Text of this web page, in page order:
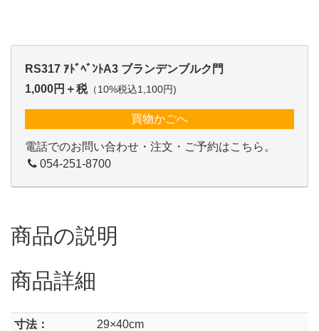
RS317 ｱﾄﾞﾍﾞﾝﾄA3 ブランデンブルク門
1,000円＋税（10%税込1,100円)
買物かごへ
電話でのお問い合わせ・注文・ご予約はこちら。
054-251-8700
商品の説明
商品詳細
寸法：
29×40cm